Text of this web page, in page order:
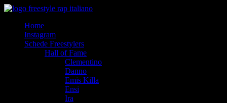
Salta
contenuto
Il sito principale sulla disciplina
Home
Instagram
Schede Freestylers
Hall of Fame
Clementino
Danno
Emis Killa
Ensi
Ira